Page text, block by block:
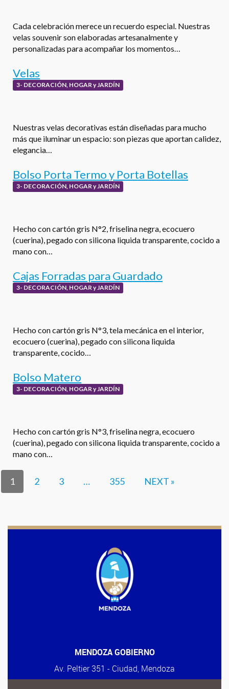
Cada celebración merece un recuerdo especial. Nuestras
velas souvenir son elaboradas artesanalmente y
personalizadas para acompañar los momentos…
Velas
3- DECORACIÓN, HOGAR y JARDÍN
Nuestras velas decorativas están diseñadas para mucho
más que iluminar un espacio: son piezas que aportan calidez,
elegancia…
Bolso Porta Termo y Porta Botellas
3- DECORACIÓN, HOGAR y JARDÍN
Hecho con cartón gris N°2, friselina negra, ecocuero
(cuerina), pegado con silicona liquida transparente, cocido a
mano con…
Cajas Forradas para Guardado
3- DECORACIÓN, HOGAR y JARDÍN
Hecho con cartón gris N°3, tela mecánica en el interior,
ecocuero (cuerina), pegado con silicona liquida
transparente, cocido…
Bolso Matero
3- DECORACIÓN, HOGAR y JARDÍN
Hecho con cartón gris N°3, friselina negra, ecocuero
(cuerina), pegado con silicona liquida transparente, cocido a
mano con…
1 2 3 … 355 NEXT »
MENDOZA GOBIERNO
Av. Peltier 351 - Ciudad, Mendoza